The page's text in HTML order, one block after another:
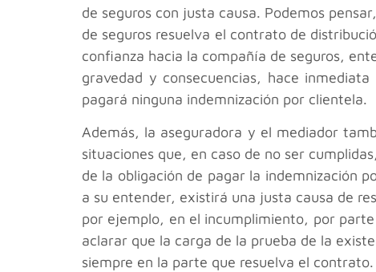
de seguros con justa causa. Podemos
de seguros resuelva el contrato de
confianza hacia la compañía de seguros,
gravedad y consecuencias, hace
pagará ninguna indemnización por clientela.
Además, la aseguradora y el mediador
situaciones que, en caso de no ser
de la obligación de pagar la indemnización
a su entender, existirá una justa causa de
por ejemplo, en el incumplimiento, por
aclarar que la carga de la prueba de la
siempre en la parte que resuelva el contrato.